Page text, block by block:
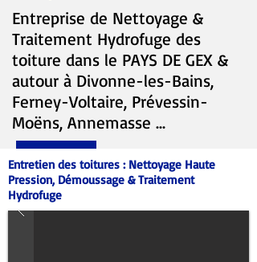
Entreprise de Nettoyage &
Traitement Hydrofuge des
toiture dans le PAYS DE GEX &
autour à Divonne-les-Bains,
Ferney-Voltaire, Prévessin-
Moëns, Annemasse …
Entretien des toitures : Nettoyage Haute
Pression, Démoussage & Traitement
Hydrofuge